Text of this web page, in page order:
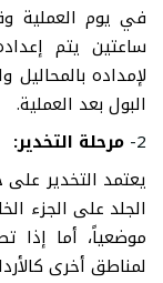
في يوم العملية
ساعتين يتم
لإمداده
البول بعد العملية.
2- مرحلة التخدير:
يعتمد التخدير
الجلد على الجزء
موضعياً، أما إذا
لمناطق أخرى